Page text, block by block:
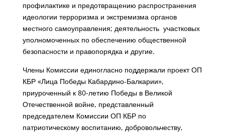
профилактике и предотвращению распространения
идеологии терроризма и экстремизма органов
местного самоуправления; деятельность участковых
уполномоченных по обеспечению общественной
безопасности и правопорядка и другие.
Члены Комиссии единогласно поддержали проект ОП
КБР «Лица Победы Кабардино-Балкарии»,
приуроченный к 80-летию Победы в Великой
Отечественной войне, представленный
председателем Комиссии ОП КБР по
патриотическому воспитанию, добровольчеству,